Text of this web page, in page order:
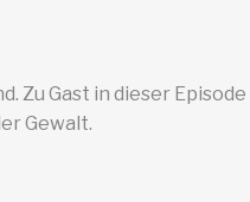
Zu Gast in dieser
Gewalt.